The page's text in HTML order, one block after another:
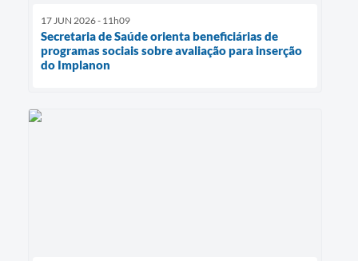
17 JUN 2026 - 11h09
Secretaria de Saúde orienta beneficiárias de
programas sociais sobre avaliação para inserção
do Implanon